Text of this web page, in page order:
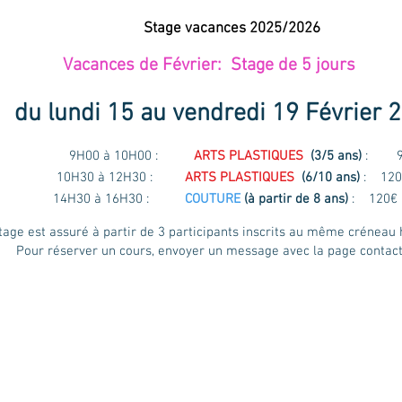
Stage vacances 2025/2026
Vacances de Février: Stage de 5 jours
du lundi 15 au vendredi 19 Février
à 10H00 : ARTS PLASTIQUES (3/5 ans) :
10H30 à 12H30 : ARTS PLASTIQUES (6/10 ans):
14H30 à 16H30 : COUTURE (à partir de 8 ans) : 120€
est assuré à partir de 3 participants inscrits au même créneau
Pour réserver un cours, envoyer un message avec la page contact